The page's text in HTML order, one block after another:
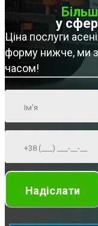
у
Ціна послуги
форму нижче, ми
часом!